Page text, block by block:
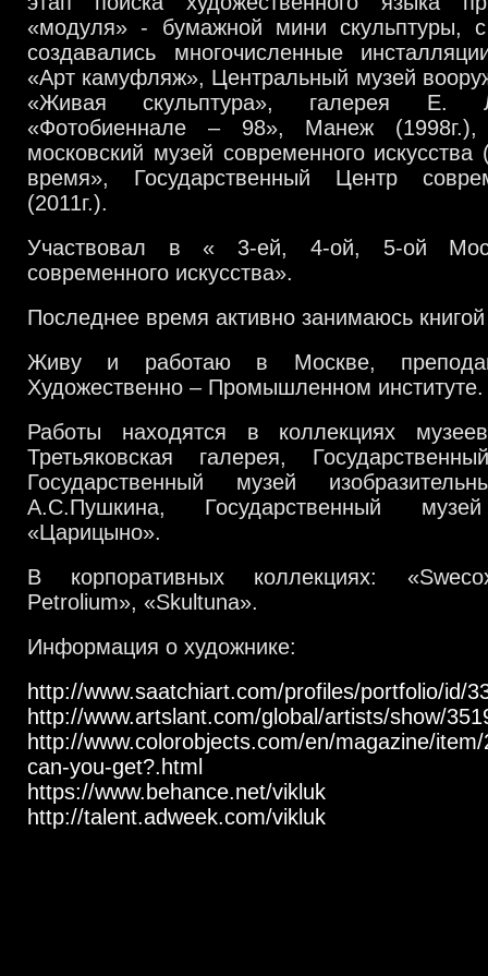
«модуля» - бумажной мини скульптуры,
создавались многочисленные
«Арт камуфляж», Центральный музей
«Живая скульптура», галерея Е.
«Фотобиеннале – 98», Манеж (1998г.),
московский музей современного
время», Государственный Центр
(2011г.).
Участвовал в « 3-ей, 4-ой, 5-ой
современного искусства».
Последнее время активно занимаюсь
Живу и работаю в Москве,
Художественно – Промышленном институте.
Работы находятся в коллекциях
Третьяковская галерея,
Государственный музей
А.С.Пушкина, Государственный
«Царицыно».
В корпоративных коллекциях:
Petrolium», «Skultuna».
Информация о художнике:
http://www.saatchiart.com/profiles/portfolio/id/
http://www.artslant.com/global/artists/show/
http://www.colorobjects.com/en/magazine/
can-you-get?.html
https://www.behance.net/vikluk
http://talent.adweek.com/vikluk